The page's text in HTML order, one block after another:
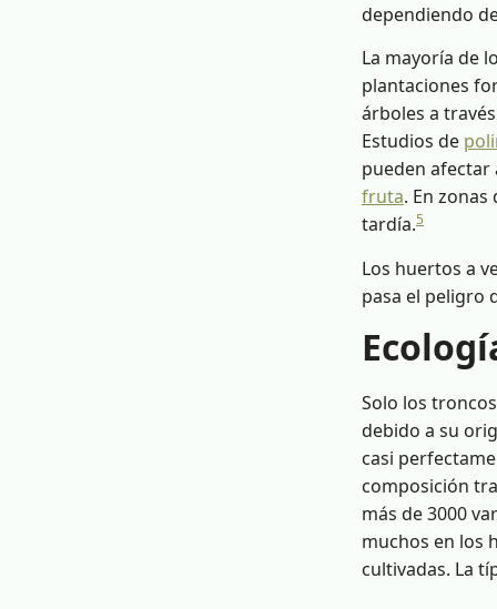
dependiendo
La mayoría de
plantaciones
árboles a
Estudios de
pueden afectar
fruta. En
tardía.5
Los huertos a
pasa el peligro
Solo los
debido a su
casi
composición
más de 3000
muchos en los
cultivadas. La